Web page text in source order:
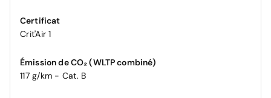
Certificat
Crit'Air 1
Émission de CO₂ (WLTP combiné)
117 g/km - Cat. B